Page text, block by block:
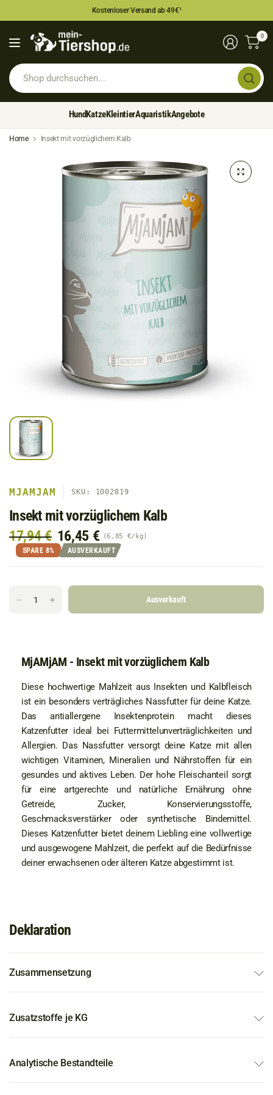
Kostenloser Versand ab 49€¹
0
HundKatzeKleintierAquaristikAngebote
Home Insekt mit vorzüglichem Kalb
MJAMJAM SKU: 1002819
Insekt mit vorzüglichem Kalb
17,94 € 16,45 € 6,85 €/ kg
SPARE 8% AUSVERKAUFT
Ausverkauft
MjAMjAM - Insekt mit vorzüglichem Kalb
Diese hochwertige Mahlzeit aus Insekten und Kalbfleisch
ist ein besonders verträgliches Nassfutter für deine Katze.
Das antiallergene Insektenprotein macht dieses
Katzenfutter ideal bei Futtermittelunverträglichkeiten und
Allergien. Das Nassfutter versorgt deine Katze mit allen
wichtigen Vitaminen, Mineralien und Nährstoffen für ein
gesundes und aktives Leben. Der hohe Fleischanteil sorgt
für eine artgerechte und natürliche Ernährung ohne
Getreide, Zucker, Konservierungsstoffe,
Geschmacksverstärker oder synthetische Bindemittel.
Dieses Katzenfutter bietet deinem Liebling eine vollwertige
und ausgewogene Mahlzeit, die perfekt auf die Bedürfnisse
deiner erwachsenen oder älteren Katze abgestimmt ist.
Deklaration
Zusammensetzung
Zusatzstoffe je KG
Analytische Bestandteile